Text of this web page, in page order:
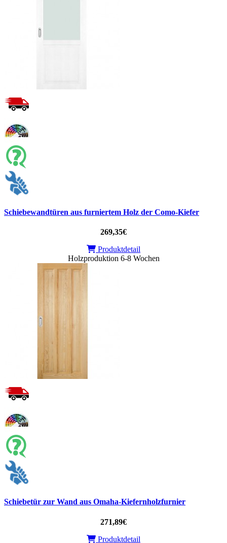
Schiebewandtüren aus furniertem Holz der Como-Kiefer
269,35€
Produktdetail
Holzproduktion 6-8 Wochen
Schiebetür zur Wand aus Omaha-Kiefernholzfurnier
271,89€
Produktdetail